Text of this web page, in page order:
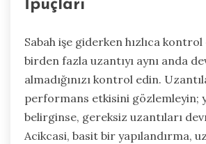
İpuçları
Sabah işe giderken hızlıca
birden fazla uzantıyı aynı anda
almadığınızı kontrol edin.
performans etkisini gözlemleyin;
belirginse, gereksiz uzantıları
Acikcasi, basit bir yapılandırma,